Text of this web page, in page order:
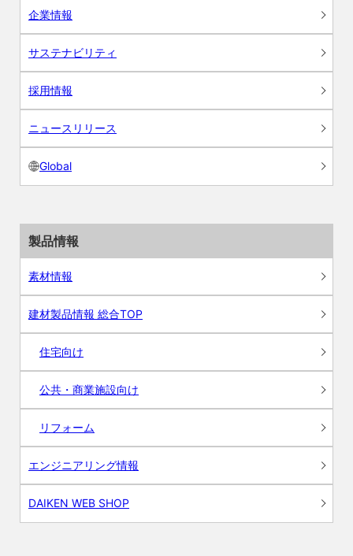
企業情報
サステナビリティ
採用情報
ニュースリリース
Global
製品情報
素材情報
建材製品情報 総合TOP
住宅向け
公共・商業施設向け
リフォーム
エンジニアリング情報
DAIKEN WEB SHOP